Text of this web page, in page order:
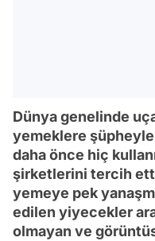
Dünya genelinde
yemeklere şüpheyle
daha önce hiç
şirketlerini tercih
yemeye pek
edilen yiyecekler
olmayan ve